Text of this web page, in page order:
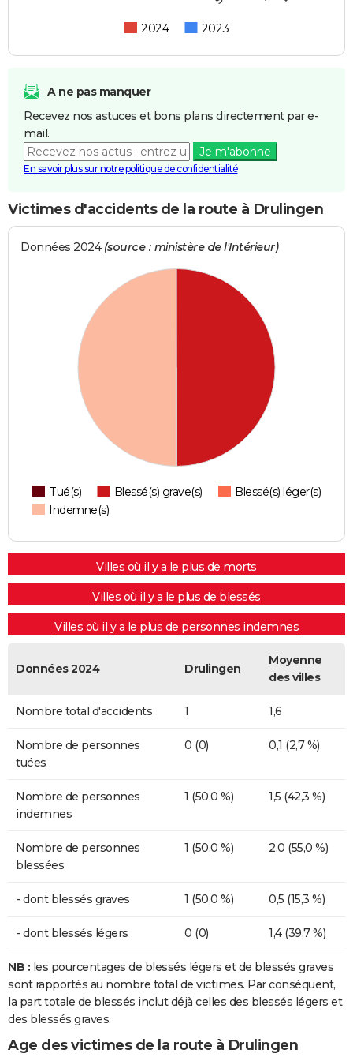
2024 2023
A ne pas manquer
Recevez nos astuces et bons plans directement par e-
mail.
Je m'abonne
En savoir plus sur notre politique de confidentialité
Victimes d'accidents de la route à Drulingen
Données 2024 (source : ministère de l'Intérieur)
Tué(s) Blessé(s) grave(s)
Blessé(s) léger(s)
Indemne(s)
Villes où il y a le plus de morts
Villes où il y a le plus de blessés
Villes où il y a le plus de personnes indemnes
Données 2024 Drulingen
Moyenne
des villes
Nombre total d'accidents 1 1,6
Nombre de personnes
tuées
0 (0) 0,1 (2,7 %)
Nombre de personnes
indemnes
1 (50,0 %) 1,5 (42,3 %)
Nombre de personnes
blessées
1 (50,0 %) 2,0 (55,0 %)
- dont blessés graves 1 (50,0 %) 0,5 (15,3 %)
- dont blessés légers 0 (0) 1,4 (39,7 %)
NB : les pourcentages de blessés légers et de blessés graves
sont rapportés au nombre total de victimes. Par conséquent,
la part totale de blessés inclut déjà celles des blessés légers et
des blessés graves.
Age des victimes de la route à Drulingen